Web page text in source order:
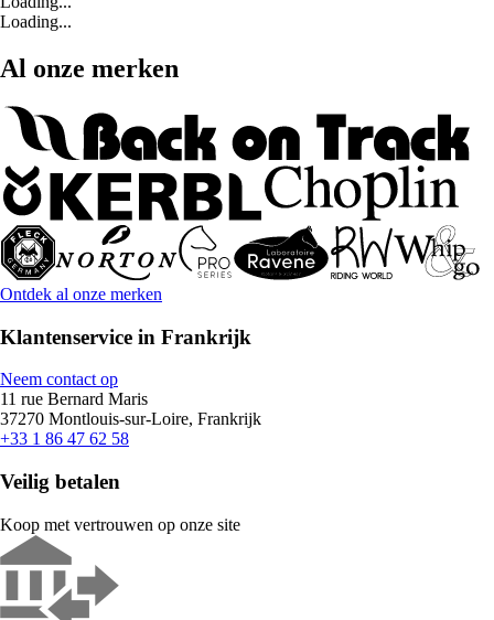
Loading...
Al onze merken
Ontdek al onze merken
Klantenservice in Frankrijk
Neem contact op
11 rue Bernard Maris
37270 Montlouis-sur-Loire, Frankrijk
+33 1 86 47 62 58
Veilig betalen
Koop met vertrouwen op onze site